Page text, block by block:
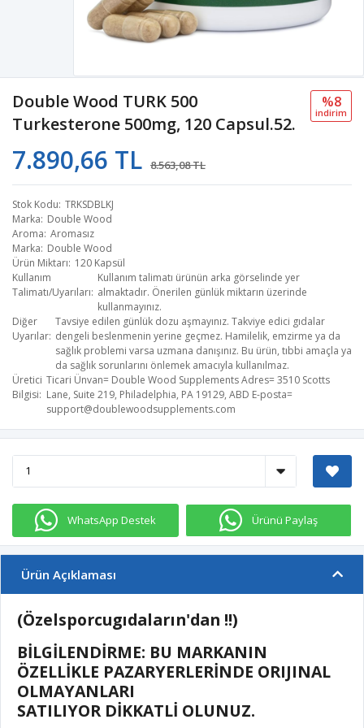
Double Wood TURK 500
Turkesterone 500mg, 120 Capsul.52.
7.890,66 TL 8.563,08 TL
%8
i̇ndi̇ri̇m
Stok Kodu TRKSDBLKJ
Marka Double Wood
Aroma Aromasız
Marka Double Wood
Ürün Miktarı 120 Kapsül
Kullanım
Talimatı/Uyarıları
Kullanım talimatı ürünün arka görselinde yer
almaktadır. Önerilen günlük miktarın üzerinde
kullanmayınız.
Diğer
Uyarılar
Tavsiye edilen günlük dozu aşmayınız. Takviye edici gıdalar
dengeli beslenmenin yerine geçmez. Hamilelik, emzirme ya da
sağlık problemi varsa uzmana danışınız. Bu ürün, tıbbi amaçla ya
da sağlık sorunlarını önlemek amacıyla kullanılmaz.
Üretici
Bilgisi
Ticari Ünvan= Double Wood Supplements​ Adres= 3510 Scotts
Lane, Suite 219, Philadelphia, PA 19129, ABD​ E-posta=
support@doublewoodsupplements.com
WhatsApp Destek Ürünü Paylaş
Ürün Açıklaması
(Özelsporcugıdaların'dan !!)
BİLGİLENDİRME: BU MARKANIN
ÖZELLİKLE PAZARYERLERİNDE ORIJINAL
OLMAYANLARI
SATILIYOR DİKKATLİ OLUNUZ.